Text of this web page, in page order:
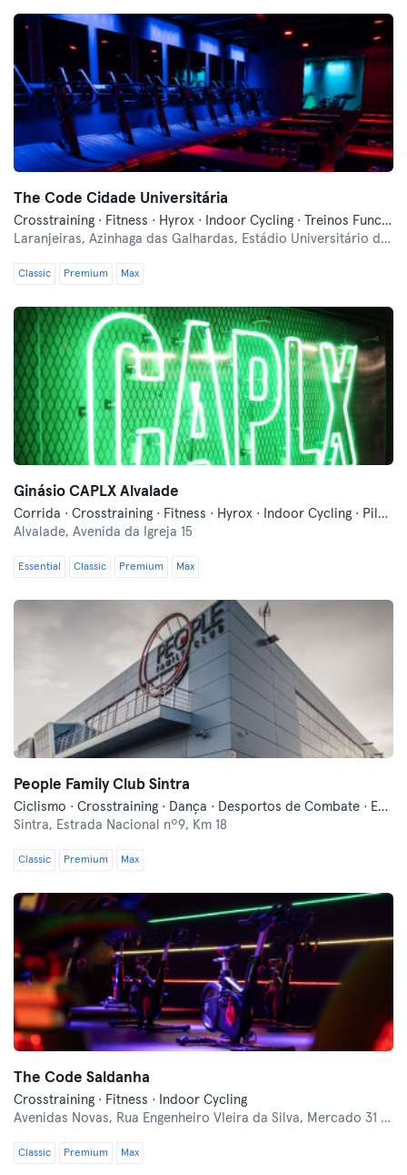
The Code Cidade Universitária
Crosstraining · Fitness · Hyrox · Indoor Cycling · Treinos Funcionais
Laranjeiras, Azinhaga das Galhardas, Estádio Universitário de Lisboa
Classic Premium Max
Ginásio CAPLX Alvalade
Corrida · Crosstraining · Fitness · Hyrox · Indoor Cycling · Pilates
Alvalade, Avenida da Igreja 15
Essential Classic Premium Max
People Family Club Sintra
Ciclismo · Crosstraining · Dança · Desportos de Combate · EMS · EMS Cardio · Fitness · Indoor Cycling · Natação · Pilates · Trampolim · Treinos Funcionais · Yoga
Sintra, Estrada Nacional nº9, Km 18
Classic Premium Max
The Code Saldanha
Crosstraining · Fitness · Indoor Cycling
Avenidas Novas, Rua Engenheiro VIeira da Silva, Mercado 31 de Janeiro
Classic Premium Max